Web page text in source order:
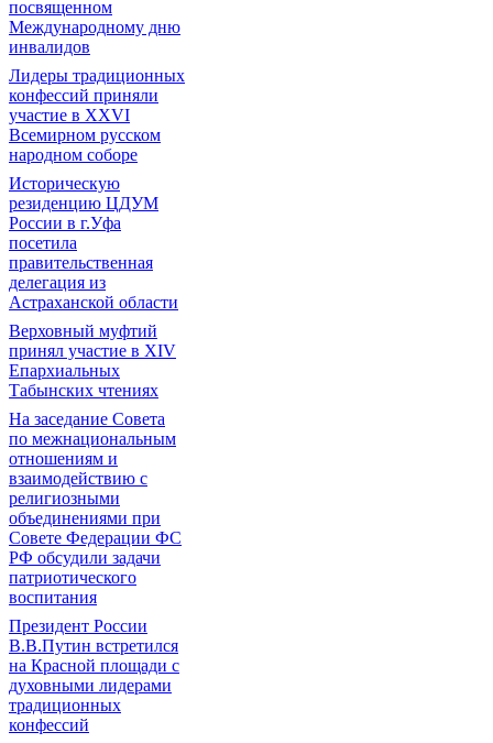
посвященном
Международному дню
инвалидов
Лидеры традиционных
конфессий приняли
участие в XXVI
Всемирном русском
народном соборе
Историческую
резиденцию ЦДУМ
России в г.Уфа
посетила
правительственная
делегация из
Астраханской области
Верховный муфтий
принял участие в ХIV
Епархиальных
Табынских чтениях
На заседание Совета
по межнациональным
отношениям и
взаимодействию с
религиозными
объединениями при
Совете Федерации ФС
РФ обсудили задачи
патриотического
воспитания
Президент России
В.В.Путин встретился
на Красной площади с
духовными лидерами
традиционных
конфессий